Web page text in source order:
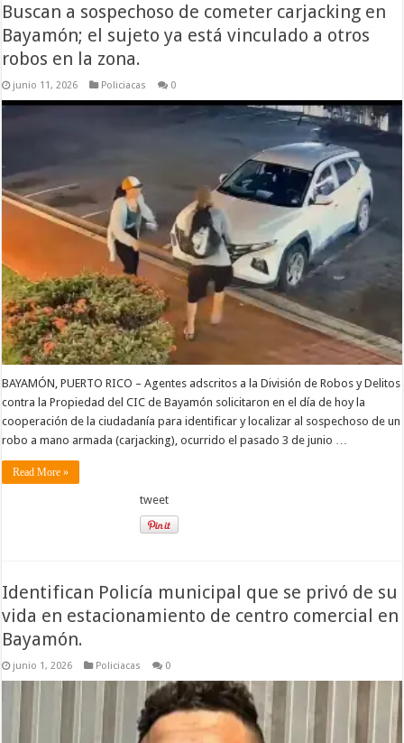
Buscan a sospechoso de cometer carjacking en
Bayamón; el sujeto ya está vinculado a otros
robos en la zona.
junio 11, 2026 Policiacas 0
BAYAMÓN, PUERTO RICO – Agentes adscritos a la División de Robos y Delitos
contra la Propiedad del CIC de Bayamón solicitaron en el día de hoy la
cooperación de la ciudadanía para identificar y localizar al sospechoso de un
robo a mano armada (carjacking), ocurrido el pasado 3 de junio …
Read More »
tweet
Identifican Policía municipal que se privó de su
vida en estacionamiento de centro comercial en
Bayamón.
junio 1, 2026 Policiacas 0